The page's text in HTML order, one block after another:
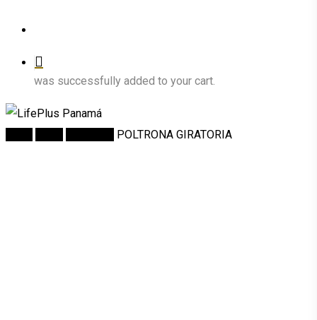
was successfully added to your cart.
POLTRONA GIRATORIA